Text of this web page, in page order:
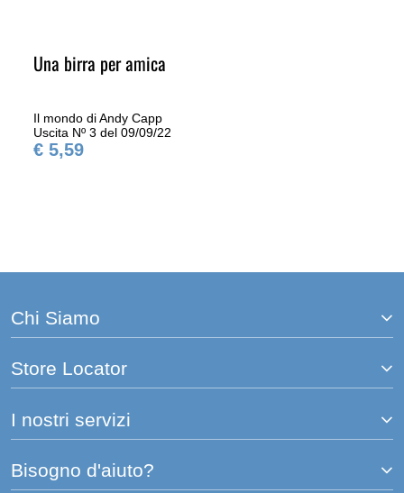
Una birra per amica
Il mondo di Andy Capp
Uscita Nº 3 del 09/09/22
€ 5,59
Chi Siamo
Store Locator
I nostri servizi
Bisogno d'aiuto?